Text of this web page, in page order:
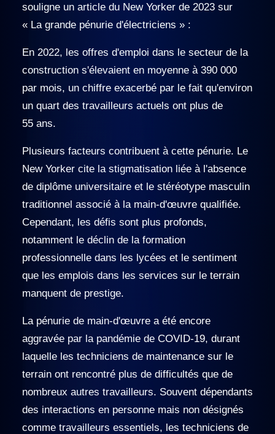
souligne un article du New Yorker de 2023 sur
« La grande pénurie d'électriciens » :
En 2022, les offres d'emploi dans le secteur de la
construction s'élevaient en moyenne à 390 000
par mois, un chiffre exacerbé par le fait qu'environ
un quart des travailleurs actuels ont plus de
55 ans.
Plusieurs facteurs contribuent à cette pénurie. Le
New Yorker cite la stigmatisation liée à l'absence
de diplôme universitaire et le stéréotype masculin
traditionnel associé à la main-d'œuvre qualifiée.
Cependant, les défis sont plus profonds,
notamment le déclin de la formation
professionnelle dans les lycées et le sentiment
que les emplois dans les services sur le terrain
manquent de prestige.
La pénurie de main-d'œuvre a été encore
aggravée par la pandémie de COVID-19, durant
laquelle les techniciens de maintenance sur le
terrain ont rencontré plus de difficultés que de
nombreux autres travailleurs. Souvent dépendants
des interactions en personne mais non désignés
comme travailleurs essentiels, les techniciens de